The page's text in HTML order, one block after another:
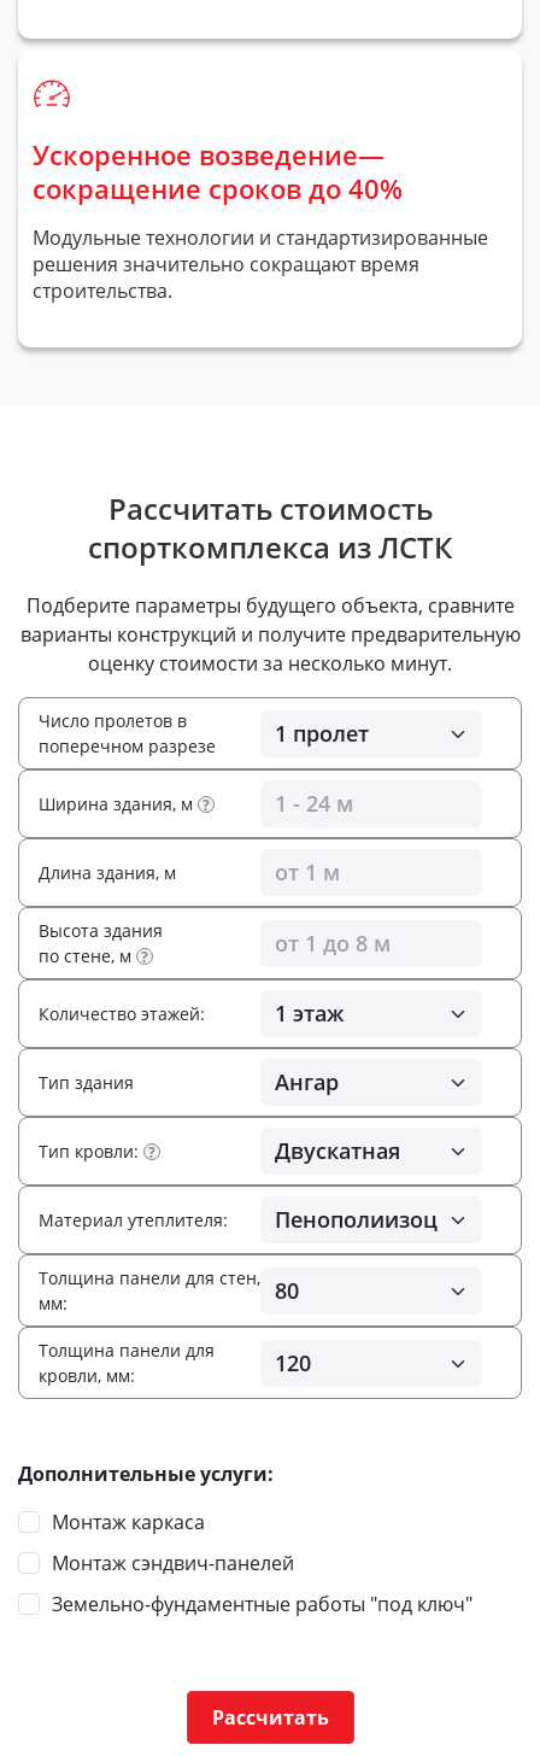
Ускоренное возведение—
сокращение сроков до 40%
Модульные технологии и стандартизированные
решения значительно сокращают время
строительства.
Рассчитать стоимость
спорткомплекса из ЛСТК
Подберите параметры будущего объекта, сравните
варианты конструкций и получите предварительную
оценку стоимости за несколько минут.
Число пролетов в
поперечном разрезе
Тип здания
Ширина здания, м ?
Тип кровли: ?
Длина здания, м
Материал утеплителя:
Высота здания
по стене, м ?
Толщина панели для стен,
мм:
Количество этажей:
Толщина панели для
кровли, мм:
Дополнительные услуги:
Монтаж каркаса
Монтаж сэндвич-панелей
Земельно-фундаментные работы "под ключ"
Рассчитать